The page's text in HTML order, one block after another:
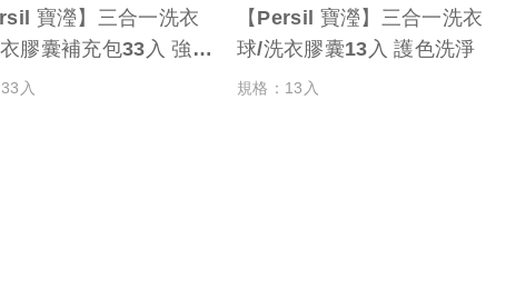
寶瀅】三合一洗衣
膠囊補充包33入 強力
入
【Persil 寶瀅】三合一洗衣
球/洗衣膠囊13入 護色洗淨
規格：13入